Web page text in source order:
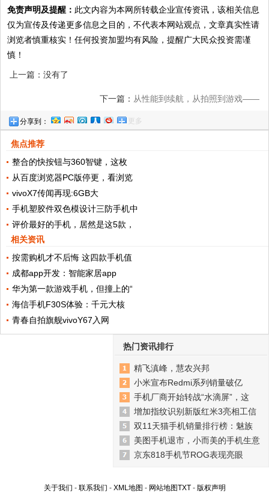
免责声明及提醒： 此文内容为本网所转载企业宣传资讯，该相关信息
仅为宣传及传递更多信息之目的，不代表本网站观点，文章真实性请
浏览者慎重核实！任何投资加盟均有风险，提醒广大民众投资需谨
慎！
上一篇：没有了
下一篇： 从性能到续航，从拍照到游戏——
分享到： 更多
焦点推荐
整合的快按钮与360智键，这枚
从百度浏览器PC版停更，看浏览
vivoX7传闻再现:6GB大
手机塑胶件双色模设计三防手机中
评价最好的手机，居然是这5款，
相关资讯
按需购机才不后悔 这四款手机值
成都app开发：智能家居app
华为第一款游戏手机，但撞上的“
海信手机F30S体验：千元大核
青春自拍旗舰vivoY67入网
热门资讯排行
精飞滇峰，慧农兴邦
小米宣布Redmi系列销量破亿
手机厂商开始转战“水滴屏”，这
增加指纹识别新版红米3亮相工信
双11天猫手机销量排行榜：魅族
美图手机退市，小而美的手机生意
京东818手机节ROG表现亮眼
关于我们 - 联系我们 - XML地图 - 网站地图TXT- 版权声明